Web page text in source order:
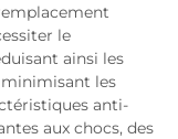
le
ainsi les
les
anti-
aux chocs, des